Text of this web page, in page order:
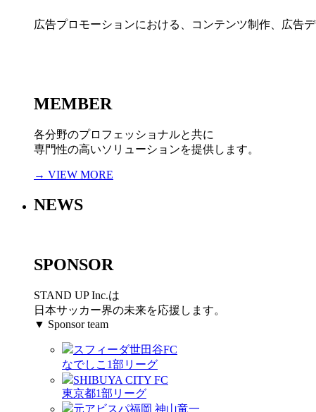
広告プロモーションにおける、コンテンツ制作、広告
MEMBER
各分野のプロフェッショナルと共に
専門性の高いソリューションを提供します。
→ VIEW MORE
NEWS
SPONSOR
STAND UP Inc.は
日本サッカー界の未来を応援します。
▼ Sponsor team
スフィーダ世田谷FC
なでしこ1部リーグ
SHIBUYA CITY FC
東京都1部リーグ
元アビスパ福岡 神山竜一